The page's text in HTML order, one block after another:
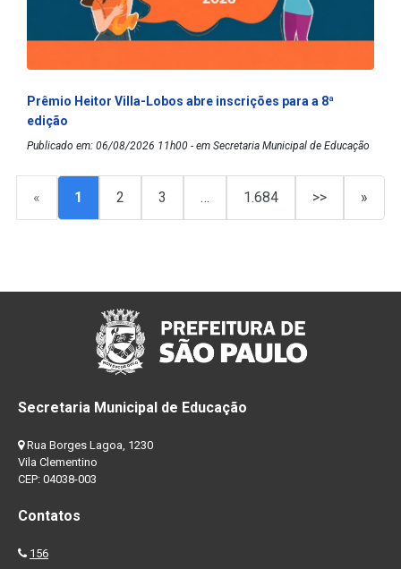
Prêmio Heitor Villa-Lobos abre inscrições para a 8ª
edição
Publicado em: 06/08/2026 11h00 - em Secretaria Municipal de Educação
« 1 2 3 … 1.684 >> »
Secretaria Municipal de Educação
Rua Borges Lagoa, 1230
Vila Clementino
CEP: 04038-003
Contatos
156